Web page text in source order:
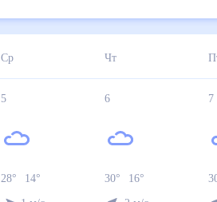
Ср Чт
5
28° 14°
6
30° 16°
7